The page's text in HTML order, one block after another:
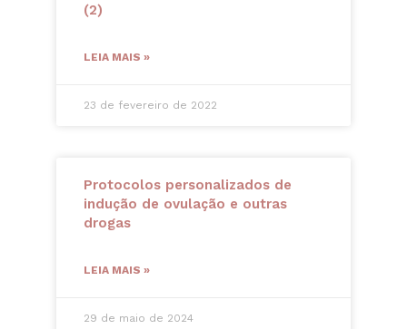
(2)
LEIA MAIS »
23 de fevereiro de 2022
Protocolos personalizados de
indução de ovulação e outras
drogas
LEIA MAIS »
29 de maio de 2024